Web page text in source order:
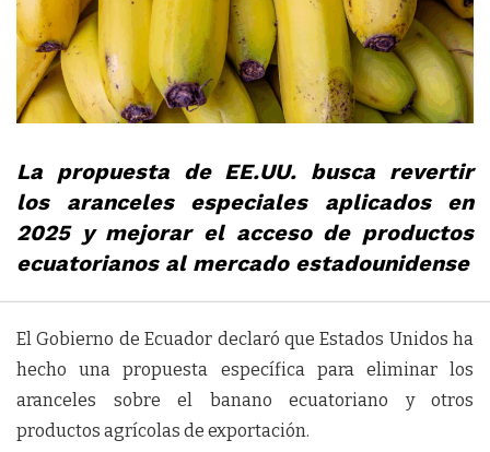
La propuesta de EE.UU. busca revertir
los aranceles especiales aplicados en
2025 y mejorar el acceso de productos
ecuatorianos al mercado estadounidense
El Gobierno de Ecuador declaró que Estados Unidos ha
hecho una propuesta específica para eliminar los
aranceles sobre el banano ecuatoriano y otros
productos agrícolas de exportación.